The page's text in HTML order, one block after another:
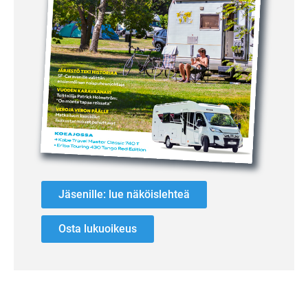
Jäsenille: lue näköislehteä
Osta lukuoikeus